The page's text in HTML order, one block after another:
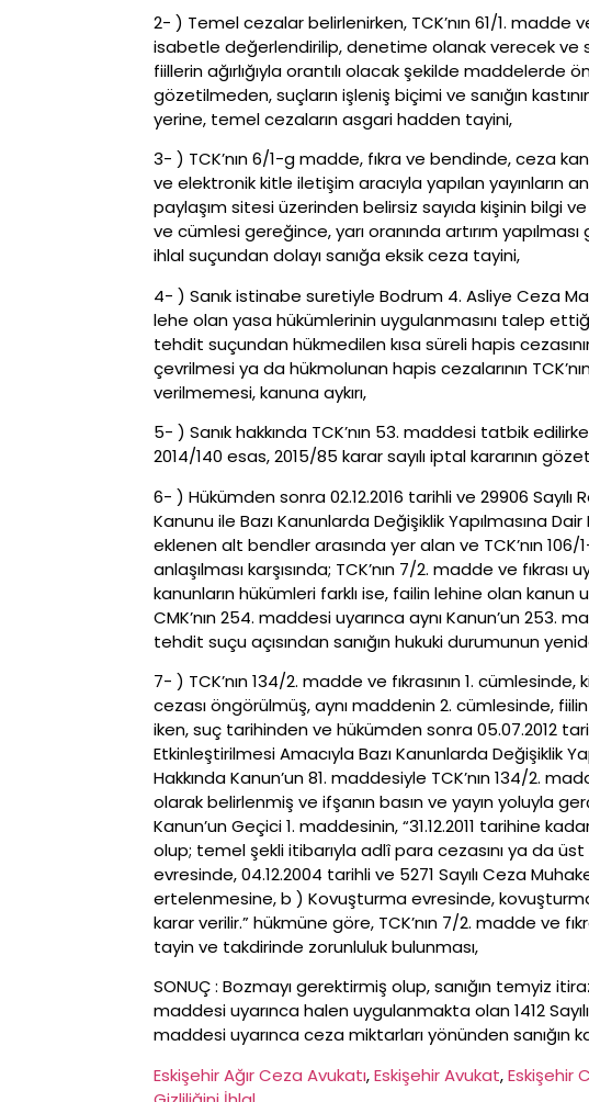
2- ) Temel cezalar belirlenirken, TCK’nın 61/1. madde
isabetle değerlendirilip, denetime olanak verecek ve
fiillerin ağırlığıyla orantılı olacak şekilde
gözetilmeden, suçların işleniş biçimi ve sanığın
yerine, temel cezaların asgari hadden tayini,
3- ) TCK’nın 6/1-g madde, fıkra ve bendinde, ceza
ve elektronik kitle iletişim aracıyla yapılan yayınların
paylaşım sitesi üzerinden belirsiz sayıda kişinin bilgi
ve cümlesi gereğince, yarı oranında artırım
ihlal suçundan dolayı sanığa eksik ceza tayini,
4- ) Sanık istinabe suretiyle Bodrum 4. Asliye Ceza
lehe olan yasa hükümlerinin uygulanmasını talep
tehdit suçundan hükmedilen kısa süreli hapis
çevrilmesi ya da hükmolunan hapis cezalarının
verilmemesi, kanuna aykırı,
5- ) Sanık hakkında TCK’nın 53. maddesi tatbik
2014/140 esas, 2015/85 karar sayılı iptal kararının
6- ) Hükümden sonra 02.12.2016 tarihli ve 29906
Kanunu ile Bazı Kanunlarda Değişiklik Yapılmasına
eklenen alt bendler arasında yer alan ve TCK’nın 106/
anlaşılması karşısında; TCK’nın 7/2. madde ve
kanunların hükümleri farklı ise, failin lehine olan
CMK’nın 254. maddesi uyarınca aynı Kanun’un
tehdit suçu açısından sanığın hukuki durumunun
7- ) TCK’nın 134/2. madde ve fıkrasının 1.
cezası öngörülmüş, aynı maddenin 2. cümlesinde,
iken, suç tarihinden ve hükümden sonra 05.07.2012
Etkinleştirilmesi Amacıyla Bazı Kanunlarda Değişiklik
Hakkında Kanun’un 81. maddesiyle TCK’nın 134/2.
olarak belirlenmiş ve ifşanın basın ve yayın yoluyla
Kanun’un Geçici 1. maddesinin, “31.12.2011 tarihine
olup; temel şekli itibarıyla adlî para cezasını ya da
evresinde, 04.12.2004 tarihli ve 5271 Sayılı Ceza
ertelenmesine, b ) Kovuşturma evresinde,
karar verilir.” hükmüne göre, TCK’nın 7/2. madde ve
tayin ve takdirinde zorunluluk bulunması,
SONUÇ : Bozmayı gerektirmiş olup, sanığın temyiz
maddesi uyarınca halen uygulanmakta olan 1412
maddesi uyarınca ceza miktarları yönünden sanığın
Eskişehir Ağır Ceza Avukatı, Eskişehir Avukat, Eskişehir